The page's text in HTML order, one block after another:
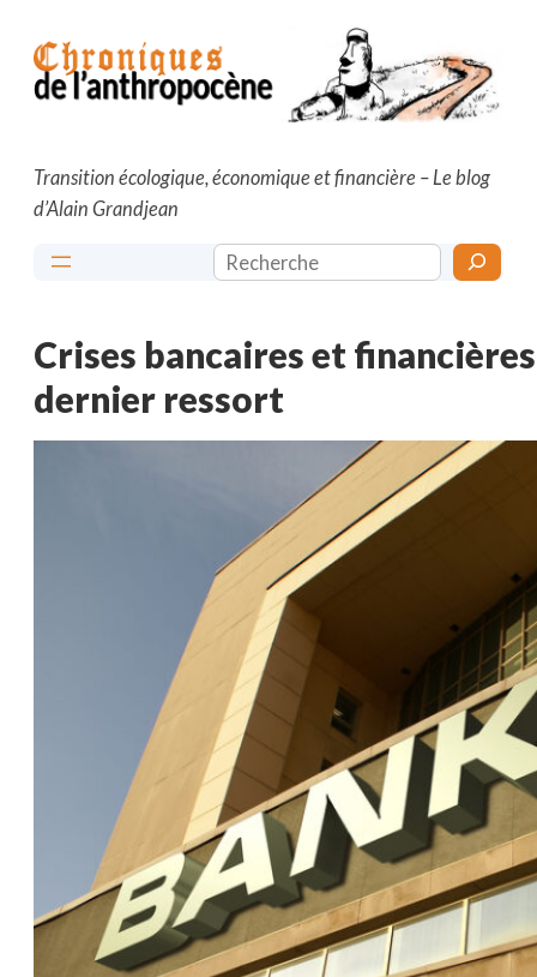
contenu
Transition écologique, économique et financière – Le blog
d’Alain Grandjean
Rechercher
Crises bancaires et
dernier ressort